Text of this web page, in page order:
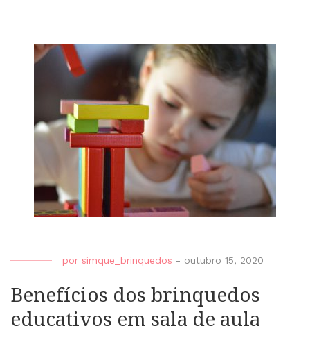
por simque_brinquedos - outubro 15, 2020
Benefícios dos brinquedos
educativos em sala de aula